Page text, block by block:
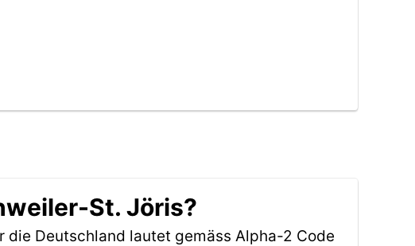
St. Jöris?
die Deutschland lautet gemäss Alpha-2 Code